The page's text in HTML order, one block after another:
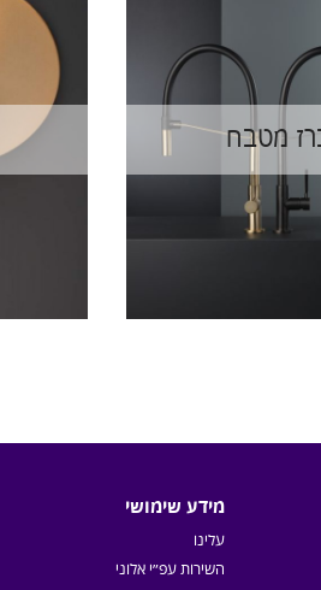
מטבח
מידע שימושי
עלינו
השירות עפ״י אלוני